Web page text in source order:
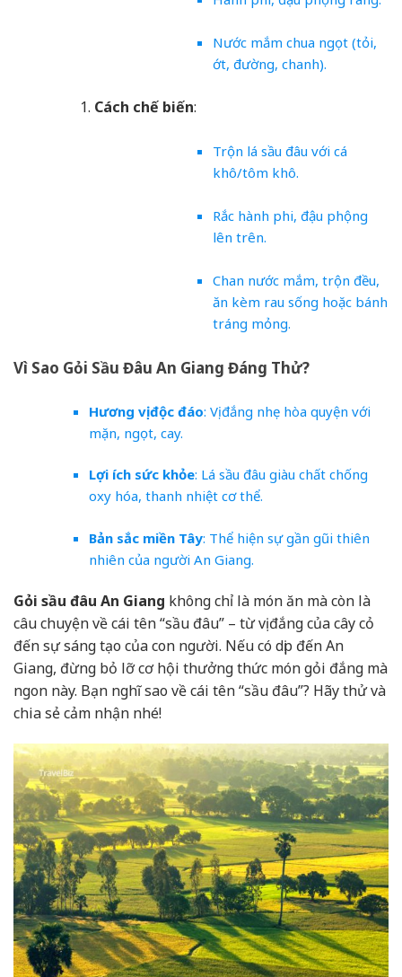
Nước mắm chua ngọt (tỏi,
ớt, đường, chanh).
Cách chế biến:
Trộn lá sầu đâu với cá
khô/tôm khô.
Rắc hành phi, đậu phộng
lên trên.
Chan nước mắm, trộn đều,
ăn kèm rau sống hoặc bánh
tráng mỏng.
Vì Sao Gỏi Sầu Đâu An Giang Đáng Thử?
Hương vị độc đáo: Vị đắng nhẹ hòa quyện với
mặn, ngọt, cay.
Lợi ích sức khỏe: Lá sầu đâu giàu chất chống
oxy hóa, thanh nhiệt cơ thể.
Bản sắc miền Tây: Thể hiện sự gần gũi thiên
nhiên của người An Giang.
Gỏi sầu đâu An Giang không chỉ là món ăn mà còn là
câu chuyện về cái tên “sầu đâu” – từ vị đắng của cây cỏ
đến sự sáng tạo của con người. Nếu có dịp đến An
Giang, đừng bỏ lỡ cơ hội thưởng thức món gỏi đắng mà
ngon này. Bạn nghĩ sao về cái tên “sầu đâu”? Hãy thử và
chia sẻ cảm nhận nhé!